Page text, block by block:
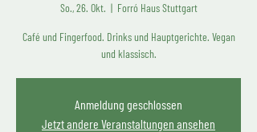
So., 26. Okt.
  |
Forró Haus Stuttgart
Café und Fingerfood. Drinks und Hauptgerichte. Vegan
und klassisch.
Anmeldung geschlossen
Jetzt andere Veranstaltungen ansehen